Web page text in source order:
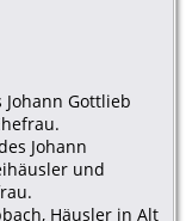
Johann Gottlieb
Johann
und
Häusler in Alt